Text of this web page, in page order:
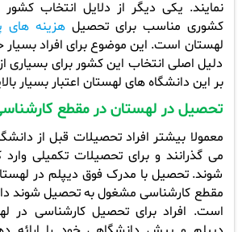
نمایند. یکی دیگر از دلایل انتخاب
کشوری مناسب برای تحصیلهزینه های
لهستان است. این موضوع برای افراد بسیار
دلیل اصلی انتخاب این کشور برای بسیاری
بر این دانشگاه های لهستان اعتبار بسیار
تحصیل در لهستاندر مقطع
معمولا بیشتر افراد تحصیلات قبل از
می گذرانند و برای تحصیلات تکمیلی
شوند. تحصیل با مدرک فوق دیپلم در
مقطع کارشناسی مشغول به تحصیل شوند
است. افراد برای تحصیل کارشناسی در